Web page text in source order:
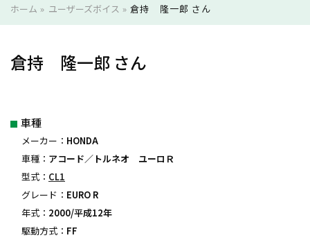
ホーム » ユーザーズボイス »倉持 隆一郎 さん
倉持 隆一郎 さん
車種
メーカー： HONDA
車種： アコード／トルネオ ユーロＲ
型式： CL1
グレード： EURO R
年式： 2000/平成12年
駆動方式： FF